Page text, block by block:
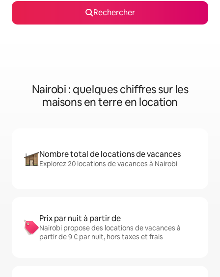
Rechercher
Nairobi : quelques chiffres sur les
maisons en terre en location
Nombre total de locations de vacances
Explorez 20 locations de vacances à Nairobi
Prix par nuit à partir de
Nairobi propose des locations de vacances à
partir de 9 € par nuit, hors taxes et frais